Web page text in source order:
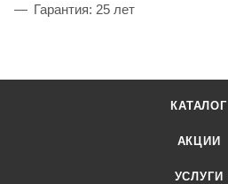
Гарантия: 25 лет
КАТАЛОГ
АКЦИИ
УСЛУГИ